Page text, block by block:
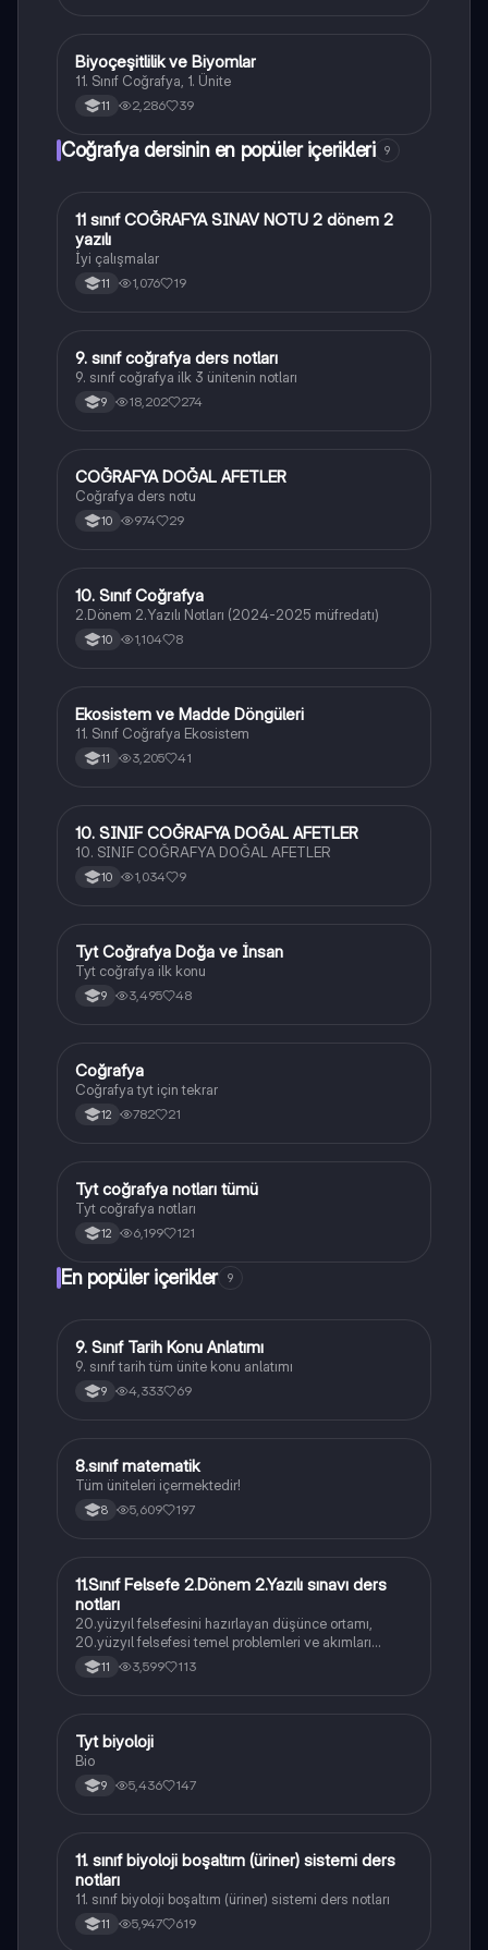
Coğrafya
Biyoçeşitlilik ve Biyomlar
11. Sınıf Coğrafya, 1. Ünite
11 2,286 39
Coğrafya dersinin en popüler içerikleri 9
Coğrafya
11 sınıf COĞRAFYA SINAV NOTU 2 dönem 2
yazılı
İyi çalışmalar
11 1,076 19
Coğrafya
9. sınıf coğrafya ders notları
9. sınıf coğrafya ilk 3 ünitenin notları
9 18,202 274
Coğrafya
COĞRAFYA DOĞAL AFETLER
Coğrafya ders notu
10 974 29
Coğrafya
10. Sınıf Coğrafya
2.Dönem 2.Yazılı Notları (2024-2025 müfredatı)
10 1,104 8
Coğrafya
Ekosistem ve Madde Döngüleri
11. Sınıf Coğrafya Ekosistem
11 3,205 41
Coğrafya
10. SINIF COĞRAFYA DOĞAL AFETLER
10. SINIF COĞRAFYA DOĞAL AFETLER
10 1,034 9
Coğrafya
Tyt Coğrafya Doğa ve İnsan
Tyt coğrafya ilk konu
9 3,495 48
Coğrafya
Coğrafya
Coğrafya tyt için tekrar
12 782 21
Coğrafya
Tyt coğrafya notları tümü
Tyt coğrafya notları
12 6,199 121
En popüler içerikler 9
Tarih
9. Sınıf Tarih Konu Anlatımı
9. sınıf tarih tüm ünite konu anlatımı
9 4,333 69
Matematik
8.sınıf matematik
Tüm üniteleri içermektedir!
8 5,609 197
Felsefe
11.Sınıf Felsefe 2.Dönem 2.Yazılı sınavı ders
notları
20.yüzyıl felsefesini hazırlayan düşünce ortamı,
20.yüzyıl felsefesi temel problemleri ve akımları
konularını içermektedir
11 3,599 113
Biyoloji
Tyt biyoloji
Bio
9 5,436 147
Biyoloji
11. sınıf biyoloji boşaltım (üriner) sistemi ders
notları
11. sınıf biyoloji boşaltım (üriner) sistemi ders notları
11 5,947 619